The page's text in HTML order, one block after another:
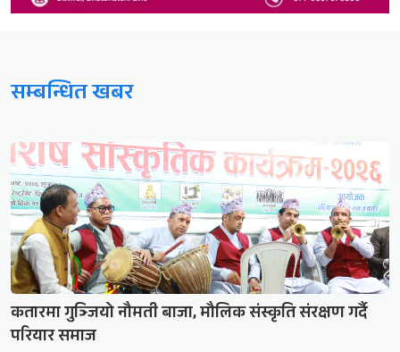
सम्बन्धित खबर
कतारमा गुञ्जियो नौमती बाजा, मौलिक संस्कृति संरक्षण गर्दै
परियार समाज